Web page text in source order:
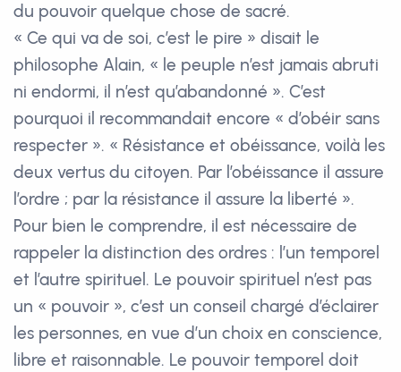
du pouvoir quelque chose de sacré.
« Ce qui va de soi, c’est le pire » disait le
philosophe Alain, « le peuple n’est jamais abruti
ni endormi, il n’est qu’abandonné ». C’est
pourquoi il recommandait encore « d’obéir sans
respecter ». « Résistance et obéissance, voilà les
deux vertus du citoyen. Par l’obéissance il assure
l’ordre ; par la résistance il assure la liberté ».
Pour bien le comprendre, il est nécessaire de
rappeler la distinction des ordres : l’un temporel
et l’autre spirituel. Le pouvoir spirituel n’est pas
un « pouvoir », c’est un conseil chargé d’éclairer
les personnes, en vue d’un choix en conscience,
libre et raisonnable. Le pouvoir temporel doit